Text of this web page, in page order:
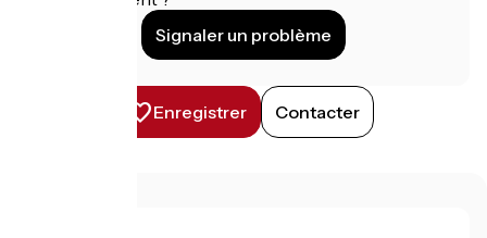
Signaler un problème
Enregistrer Contacter